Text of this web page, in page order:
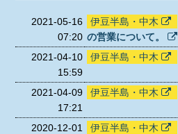
2021-05-16
07:20
伊豆半島・中木
の営業について。
2021-04-10
15:59
伊豆半島・中木
2021-04-09
17:21
伊豆半島・中木
2020-12-01
伊豆半島・中木